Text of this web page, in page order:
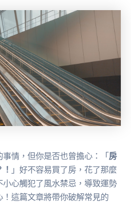
情，但你是否也曾擔心：「 房
」好不容易買了房，花了那麼
心觸犯了風水禁忌，導致運勢
這篇文章將帶你破解常見的